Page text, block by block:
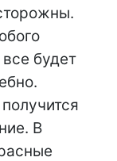
будет
В